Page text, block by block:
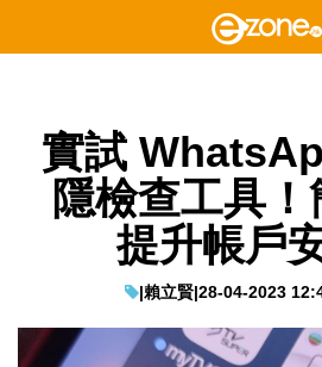
實試
隱檢查工具
提升帳戶
|賴立賢|28-04-2023